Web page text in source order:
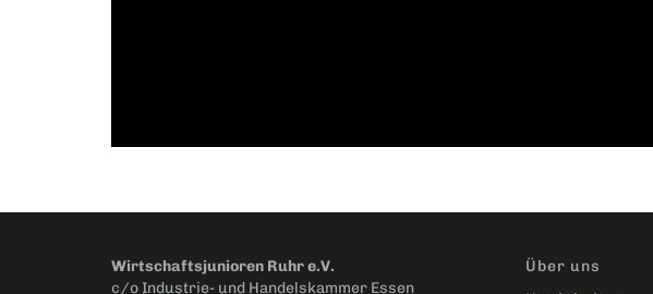
Wirtschaftsjunioren Ruhr e.V.
c/o Industrie- und Handelskammer Essen
Über uns